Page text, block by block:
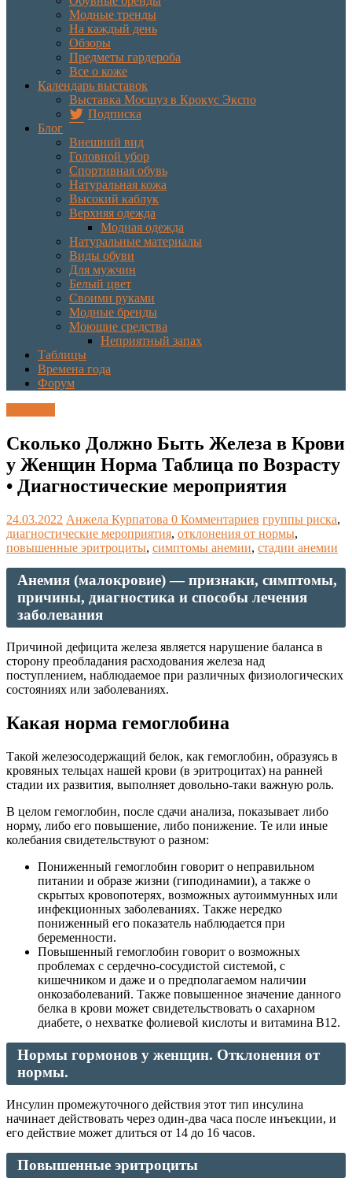
Модные тренды
На каждый день
Обзоры
Предметы гардероба
Все о коже
Календарь выставок
Выставка Мосшуз в Крокус Экспо
Подписка
Блог
Внешний вид
Головной убор
Спортивная обувь
Натуральная кожа
Высокий каблук
Верхняя одежда
Модная одежда
Натуральные материалы
Виды обуви
Для мужчин
Белый цвет
Своими руками
Модные бренды
Моющие средства
Неприятный запах
Таблицы
Времена года
Форум
Сколько Должно Быть Железа в Крови
у Женщин Норма Таблица по Возрасту
• Диагностические мероприятия
24.03.2022 Анжела Курпатова 0 Комментариев группы риска,
диагностические мероприятия, отклонения от нормы,
повышенные эритроциты, симптомы анемии, стадии анемии
Анемия (малокровие) — признаки, симптомы,
причины, диагностика и способы лечения
заболевания
Причиной дефицита железа является нарушение баланса в
сторону преобладания расходования железа над
поступлением, наблюдаемое при различных физиологических
состояниях или заболеваниях.
Какая норма гемоглобина
Такой железосодержащий белок, как гемоглобин, образуясь в
кровяных тельцах нашей крови (в эритроцитах) на ранней
стадии их развития, выполняет довольно-таки важную роль.
В целом гемоглобин, после сдачи анализа, показывает либо
норму, либо его повышение, либо понижение. Те или иные
колебания свидетельствуют о разном:
Пониженный гемоглобин говорит о неправильном
питании и образе жизни (гиподинамии), а также о
скрытых кровопотерях, возможных аутоиммунных или
инфекционных заболеваниях. Также нередко
пониженный его показатель наблюдается при
беременности.
Повышенный гемоглобин говорит о возможных
проблемах с сердечно-сосудистой системой, с
кишечником и даже и о предполагаемом наличии
онкозаболеваний. Также повышенное значение данного
белка в крови может свидетельствовать о сахарном
диабете, о нехватке фолиевой кислоты и витамина В12.
Нормы гормонов у женщин. Отклонения от
нормы.
Инсулин промежуточного действия этот тип инсулина
начинает действовать через один-два часа после инъекции, и
его действие может длиться от 14 до 16 часов.
Повышенные эритроциты